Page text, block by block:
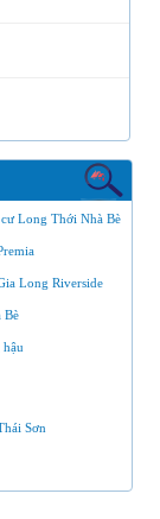
Long Thới Nhà Bè
Long Riverside
Bè
Sơn